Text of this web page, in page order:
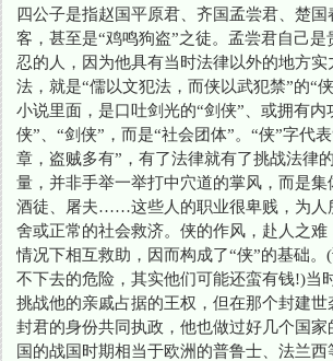
四公子是指赵国平原君、齐国孟尝君、楚
客，甚至是“鸡鸣狗盗”之徒。孟尝君自己
忍的人，因为他具有当时法律以外的地方
法，就是“儒以文犯法，而侠以武犯禁”的“
小说里面，是口吐剑光的“剑侠”、或拥有
侠”、“剑侠”，而是“社会团体”。“侠”字代
章，盗贼多有”，有了法律就有了挑战法律
量，并非手举一举打中穴道的掌风，而是
酒徒、屠夫……这些人的职业很卑贱，为人
舍或正常的社会救济。侠的作风，赴人之
情况下相互救助，因而构成了“侠”的基础
不下去的危险，其实他们可能还蛮有钱!)当
挑战他的亲戚占据的王权，但在那个封建
封君的身份共同执政，他也做过好几个国
国的战国时期相当于欧洲的普鲁士、法兰